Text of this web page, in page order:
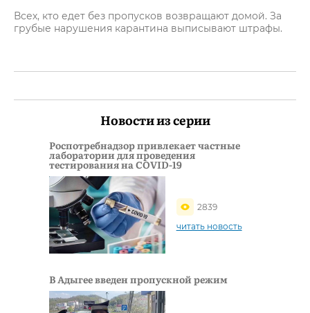
Всех, кто едет без пропусков возвращают домой. За
грубые нарушения карантина выписывают штрафы.
Новости из серии
Роспотребнадзор привлекает частные
лаборатории для проведения
тестирования на COVID-19
2839
читать новость
В Адыгее введен пропускной режим